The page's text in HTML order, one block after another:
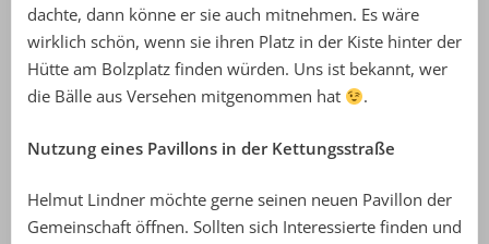
dachte, dann könne er sie auch mitnehmen. Es wäre
wirklich schön, wenn sie ihren Platz in der Kiste hinter der
Hütte am Bolzplatz finden würden. Uns ist bekannt, wer
die Bälle aus Versehen mitgenommen hat
.
Nutzung eines Pavillons in der Kettungsstraße
Helmut Lindner möchte gerne seinen neuen Pavillon der
Gemeinschaft öffnen. Sollten sich Interessierte finden und